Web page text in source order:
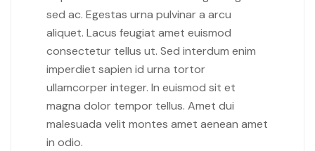
sed ac. Egestas urna pulvinar a arcu
aliquet. Lacus feugiat amet euismod
consectetur tellus ut. Sed interdum enim
imperdiet sapien id urna tortor
ullamcorper integer. In euismod sit et
magna dolor tempor tellus. Amet dui
malesuada velit montes amet aenean amet
in odio.